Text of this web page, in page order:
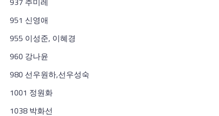
951 신영애
955 이성준, 이혜경
960 강나윤
980 선우원하,선우성숙
1001 정원화
1038 박화선